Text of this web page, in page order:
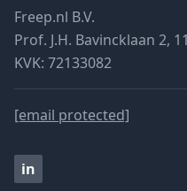
Freep.nl B.V.
Prof. J.H. Bavincklaan 2,
KVK: 72133082
[email protected]
in